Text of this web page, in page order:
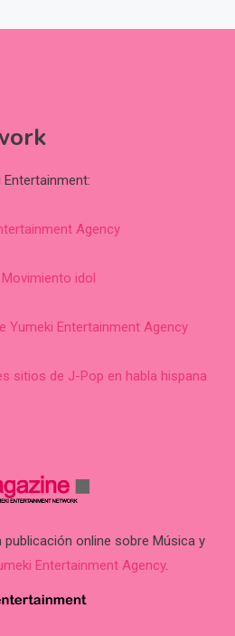
Agency
idol
Yumeki Entertainment Agency
sitios de J-Pop en habla hispana
publicación online sobre Música y
Entertainment Agency.